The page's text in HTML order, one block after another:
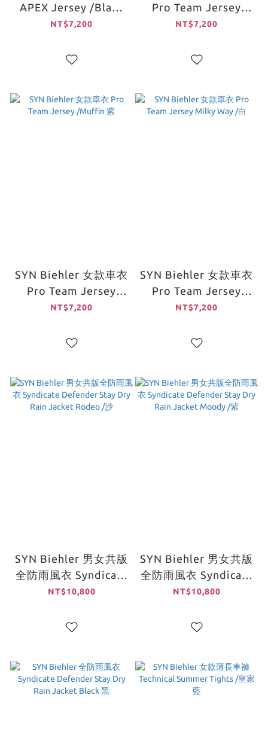
APEX Jersey /Black
黑
NT$7,200
Pro Team Jersey
/Slushi 亮綠
NT$7,200
SYN Biehler 女款車衣
Pro Team Jersey
/Muffin 紫
NT$7,200
SYN Biehler 女款車衣
Pro Team Jersey
Milky Way /白
NT$7,200
SYN Biehler 男女共版
全防雨風衣 Syndicate
Defender Stay Dry
沙
NT$10,800
SYN Biehler 男女共版
全防雨風衣 Syndicate
Defender Stay Dry
紫
NT$10,800